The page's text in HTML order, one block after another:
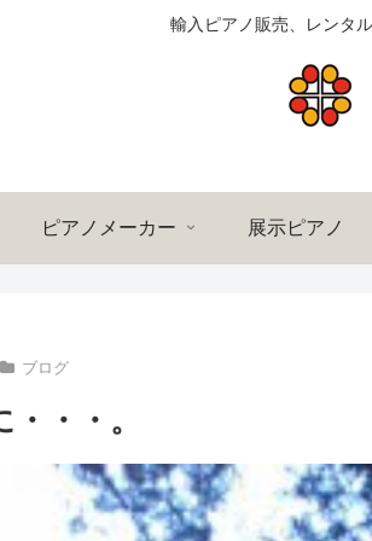
輸入ピアノ販売、レンタ
ピアノメーカー 展示ピアノ
ブログ
・・。